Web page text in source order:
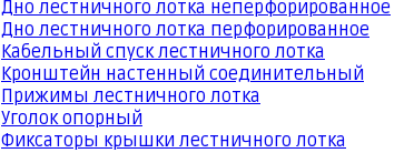
Дно лестничного лотка неперфорированное
Дно лестничного лотка перфорированное
Кабельный спуск лестничного лотка
Кронштейн настенный соединительный
Прижимы лестничного лотка
Уголок опорный
Фиксаторы крышки лестничного лотка